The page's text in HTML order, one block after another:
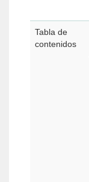
Tabla de
contenidos